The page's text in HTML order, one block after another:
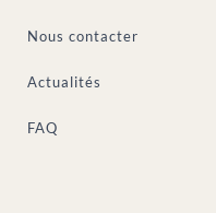
Nous contacter
Actualités
FAQ